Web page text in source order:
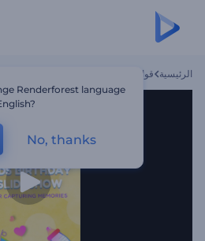
الرئيسية قوالب
Renderforest language
No, thanks